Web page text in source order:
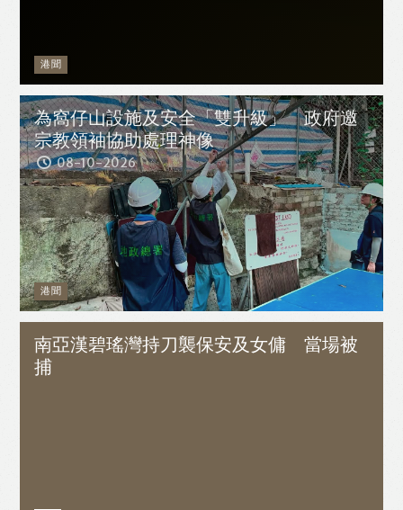
港聞
為窩仔山設施及安全「雙升級」 政府邀
宗教領袖協助處理神像
港聞
08-10-2026
南亞漢碧瑤灣持刀襲保安及女傭 當場被
捕